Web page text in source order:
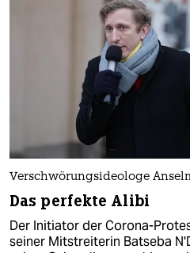
Verschwörungsideologe
Das perfekte Alibi
Der Initiator der Corona-
seiner Mitstreiterin Batseba